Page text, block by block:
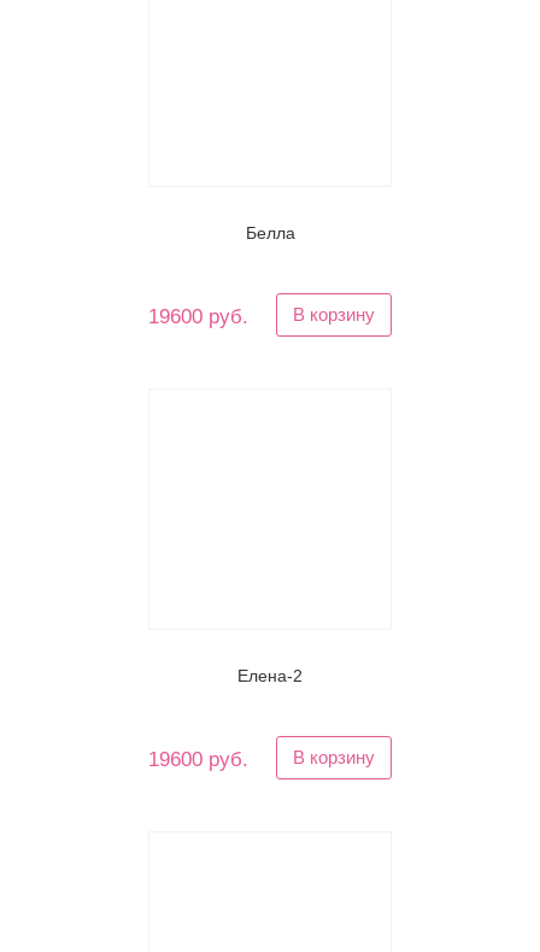
Белла
19600 руб. В корзину
Елена-2
19600 руб. В корзину